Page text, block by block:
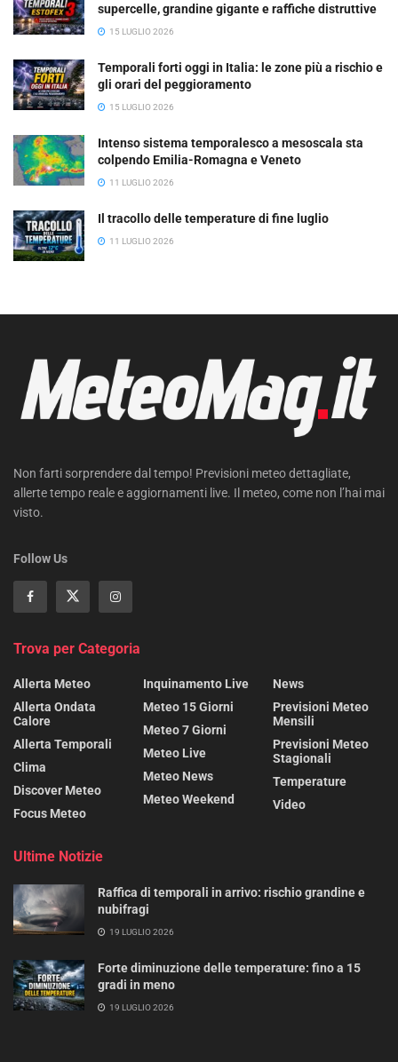
supercelle, grandine gigante e raffiche distruttive
15 LUGLIO 2026
Temporali forti oggi in Italia: le zone più a rischio e
gli orari del peggioramento
15 LUGLIO 2026
Intenso sistema temporalesco a mesoscala sta
colpendo Emilia-Romagna e Veneto
11 LUGLIO 2026
Il tracollo delle temperature di fine luglio
11 LUGLIO 2026
Non farti sorprendere dal tempo! Previsioni meteo dettagliate,
allerte tempo reale e aggiornamenti live. Il meteo, come non l’hai mai
visto.
Follow Us
Trova per Categoria
Allerta Meteo
Allerta Ondata
Calore
Allerta Temporali
Clima
Discover Meteo
Focus Meteo
Inquinamento Live
Meteo 15 Giorni
Meteo 7 Giorni
Meteo Live
Meteo News
Meteo Weekend
News
Previsioni Meteo
Mensili
Previsioni Meteo
Stagionali
Temperature
Video
Ultime Notizie
Raffica di temporali in arrivo: rischio grandine e
nubifragi
19 LUGLIO 2026
Forte diminuzione delle temperature: fino a 15
gradi in meno
19 LUGLIO 2026